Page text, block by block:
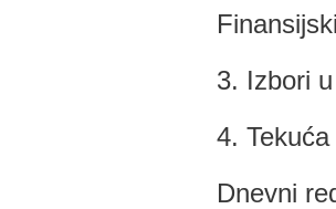
3. Izbori
4.
Dnevni